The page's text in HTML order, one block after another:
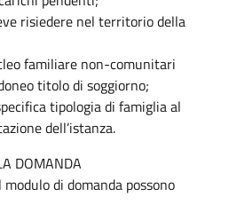
risiedere nel territorio della
familiare non-comunitari
titolo di soggiorno;
tipologia di famiglia al
dell’istanza.
DOMANDA
di domanda possono